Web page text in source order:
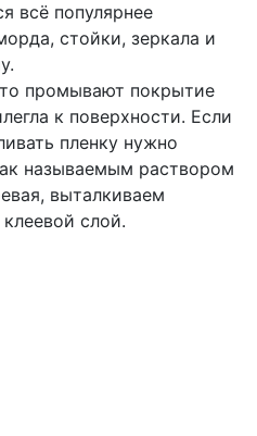
всё популярнее
стойки, зеркала и
промывают покрытие
к поверхности. Если
пленку нужно
называемым раствором
выталкиваем
слой.